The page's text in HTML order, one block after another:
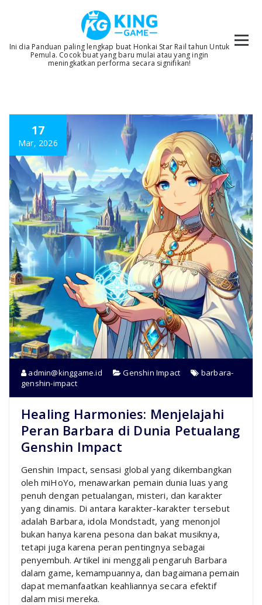
Ini dia Panduan paling lengkap buat Honkai Star Rail tahun Untuk
Pemula. Cocok buat yang baru mulai atau yang ingin
meningkatkan performa secara signifikan!
17
Mar, 2026
admin@kinggame.id Genshin Impact
barbara-
genshin-impact
Healing Harmonies: Menjelajahi
Peran Barbara di Dunia Petualang
Genshin Impact
Genshin Impact, sensasi global yang dikembangkan
oleh miHoYo, menawarkan pemain dunia luas yang
penuh dengan petualangan, misteri, dan karakter
yang dinamis. Di antara karakter-karakter tersebut
adalah Barbara, idola Mondstadt, yang menonjol
bukan hanya karena pesona dan bakat musiknya,
tetapi juga karena peran pentingnya sebagai
penyembuh. Artikel ini menggali pengaruh Barbara
dalam game, kemampuannya, dan bagaimana pemain
dapat memanfaatkan keahliannya secara efektif
dalam misi mereka.